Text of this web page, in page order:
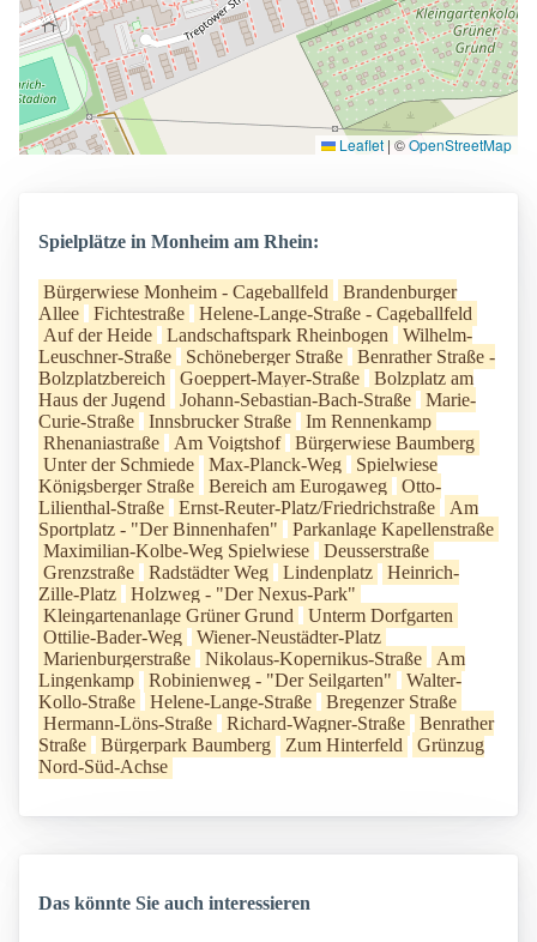
Leaflet | ©OpenStreetMap
Spielplätze in Monheim am Rhein:
Bürgerwiese Monheim - Cageballfeld
Brandenburger
Allee
Fichtestraße
Helene-Lange-Straße - Cageballfeld
Auf der Heide
Landschaftspark Rheinbogen
Wilhelm-
Leuschner-Straße
Schöneberger Straße
Benrather Straße -
Bolzplatzbereich
Goeppert-Mayer-Straße
Bolzplatz am
Haus der Jugend
Johann-Sebastian-Bach-Straße
Marie-
Curie-Straße
Innsbrucker Straße
Im Rennenkamp
Rhenaniastraße
Am Voigtshof
Bürgerwiese Baumberg
Unter der Schmiede
Max-Planck-Weg
Spielwiese
Königsberger Straße
Bereich am Eurogaweg
Otto-
Lilienthal-Straße
Ernst-Reuter-Platz/Friedrichstraße
Am
Sportplatz - "Der Binnenhafen"
Parkanlage Kapellenstraße
Maximilian-Kolbe-Weg Spielwiese
Deusserstraße
Grenzstraße
Radstädter Weg Lindenplatz
Heinrich-
Zille-Platz
Holzweg - "Der Nexus-Park"
Kleingartenanlage Grüner Grund
Unterm Dorfgarten
Ottilie-Bader-Weg
Wiener-Neustädter-Platz
Marienburgerstraße
Nikolaus-Kopernikus-Straße
Am
Lingenkamp
Robinienweg - "Der Seilgarten"
Walter-
Kollo-Straße
Helene-Lange-Straße
Bregenzer Straße
Hermann-Löns-Straße
Richard-Wagner-Straße
Benrather
Straße
Bürgerpark Baumberg Zum Hinterfeld
Grünzug
Nord-Süd-Achse
Das könnte Sie auch interessieren